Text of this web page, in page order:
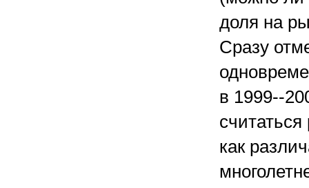
доля на
Сразу
в 1999--
как